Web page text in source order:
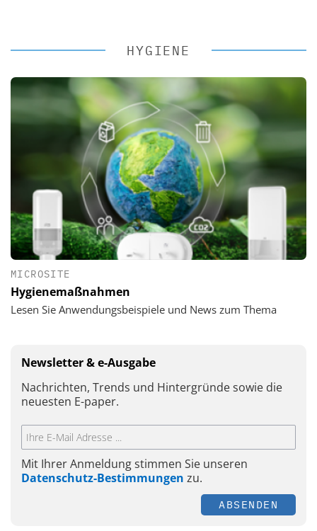
HYGIENE
MICROSITE
Hygienemaßnahmen
Lesen Sie Anwendungsbeispiele und News zum Thema
Newsletter & e-Ausgabe
Nachrichten, Trends und Hintergründe sowie die
neuesten E-paper.
Mit Ihrer Anmeldung stimmen Sie unseren
Datenschutz-Bestimmungen zu.
ABSENDEN